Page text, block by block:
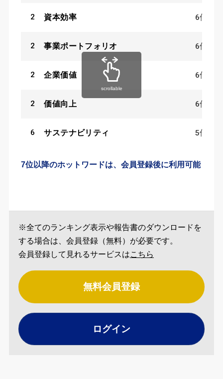
2 資本効率 6件
2 事業ポートフォリオ 6件
2 企業価値 6件
2 価値向上 6件
6 サステナビリティ 5件
7位以降のホットワードは、会員登録後に利用可能
scrollable
※全てのランキング表示や報告書のダウンロードを
する場合は、会員登録（無料）が必要です。
会員登録して見れるサービスはこちら
無料会員登録
ログイン